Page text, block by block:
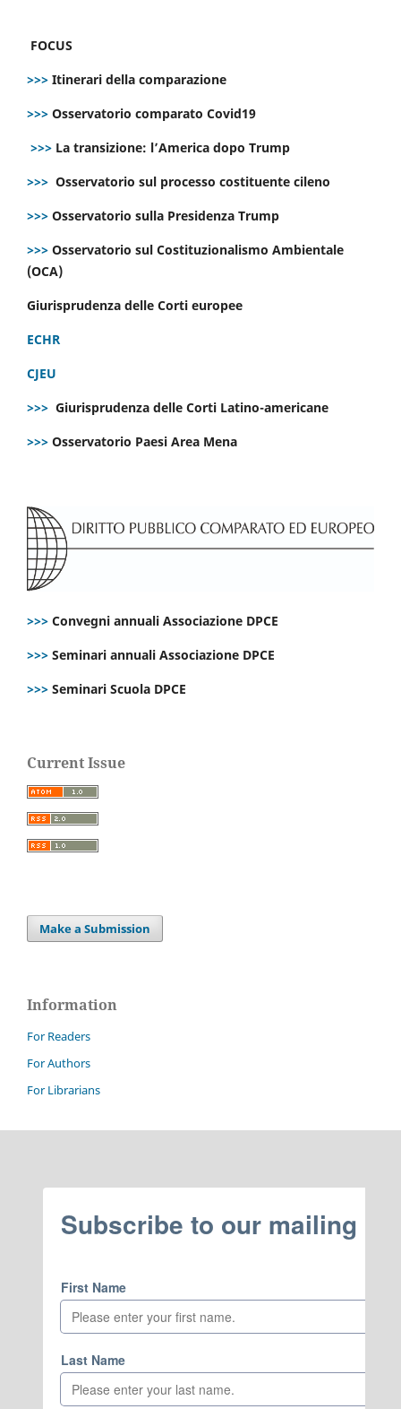
FOCUS
>>> Itinerari della comparazione
>>> Osservatorio comparato Covid19
>>> La transizione: l’America dopo Trump
>>> Osservatorio sul processo costituente cileno
>>> Osservatorio sulla Presidenza Trump
>>> Osservatorio sul Costituzionalismo Ambientale
(OCA)
Giurisprudenza delle Corti europee
ECHR
CJEU
>>> Giurisprudenza delle Corti Latino-americane
>>> Osservatorio Paesi Area Mena
>>> Convegni annuali Associazione DPCE
>>> Seminari annuali Associazione DPCE
>>> Seminari Scuola DPCE
Current Issue
Make a Submission
Information
For Readers
For Authors
For Librarians